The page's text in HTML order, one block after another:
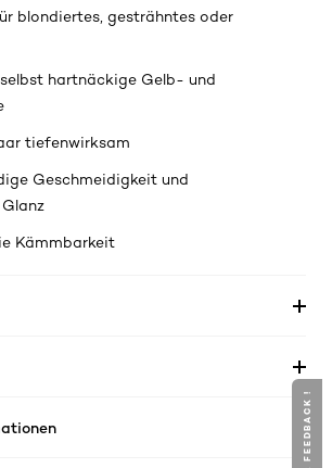
blondiertes, gesträhntes oder
hartnäckige Gelb- und
tiefenwirksam
Geschmeidigkeit und
Kämmbarkeit